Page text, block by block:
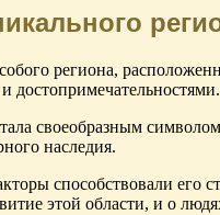
региона,
достопримечательностями.
своеобразным
наследия.
способствовали
этой области, и о